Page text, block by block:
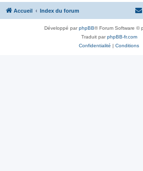
Accueil Index du forum
Développé parphpBB® Forum Software ©
Traduit parphpBB-fr.com
Confidentialité | Conditions